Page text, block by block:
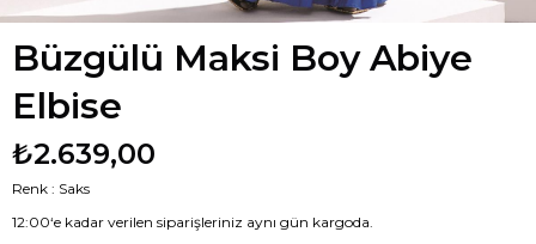
Büzgülü Maksi Boy Abiye
Elbise
₺2.639,00
Renk : Saks
12:00‘e kadar verilen siparişleriniz aynı gün kargoda.